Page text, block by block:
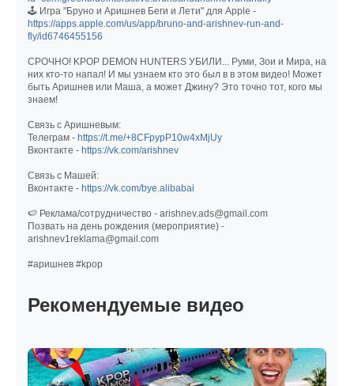
🕹 Игра "Бруно и Аришнев Беги и Лети" для Apple -
https://apps.apple.com/us/app/bruno-and-arishnev-run-and-
fly/id6746455156
СРОЧНО! KPOP DEMON HUNTERS УБИЛИ... Руми, Зои и Мира, на
них кто-то напал! И мы узнаем кто это был в в этом видео! Может
быть Аришнев или Маша, а может Джину? Это точно тот, кого мы
знаем!
Связь с Аришневым:
Телеграм - https://t.me/+8CFpypP10w4xMjUy
Вконтакте - https://vk.com/arishnev
Связь с Машей:
Вконтакте - https://vk.com/bye.alibabai
🍉 Реклама/сотрудничество - arishnev.ads@gmail.com
Позвать на день рождения (мероприятие) -
arishnev1reklama@gmail.com
#аришнев #kpop
Рекомендуемые видео